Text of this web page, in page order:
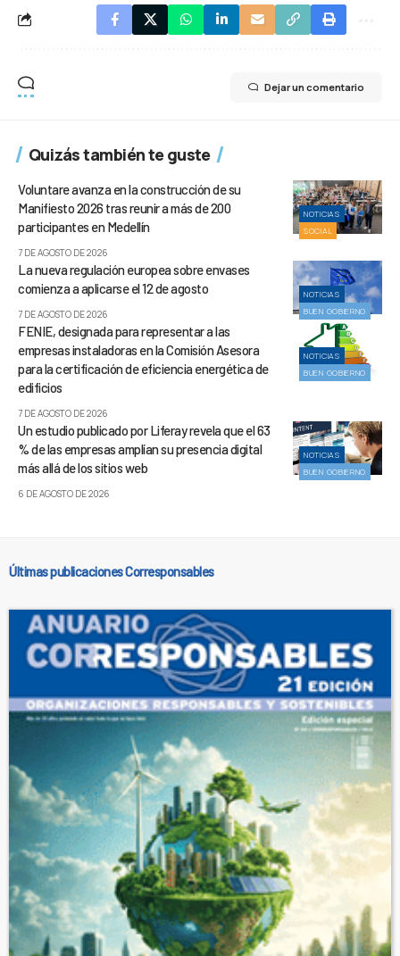
Dejar un comentario
Quizás también te guste
NOTICIAS
SOCIAL
Voluntare avanza en la construcción de su
Manifiesto 2026 tras reunir a más de 200
participantes en Medellín
7 DE AGOSTO DE 2026
NOTICIAS
BUEN GOBIERNO
La nueva regulación europea sobre envases
comienza a aplicarse el 12 de agosto
7 DE AGOSTO DE 2026
NOTICIAS
BUEN GOBIERNO
FENIE, designada para representar a las
empresas instaladoras en la Comisión Asesora
para la certificación de eficiencia energética de
edificios
7 DE AGOSTO DE 2026
NOTICIAS
BUEN GOBIERNO
Un estudio publicado por Liferay revela que el 63
% de las empresas amplían su presencia digital
más allá de los sitios web
6 DE AGOSTO DE 2026
Últimas publicaciones Corresponsables